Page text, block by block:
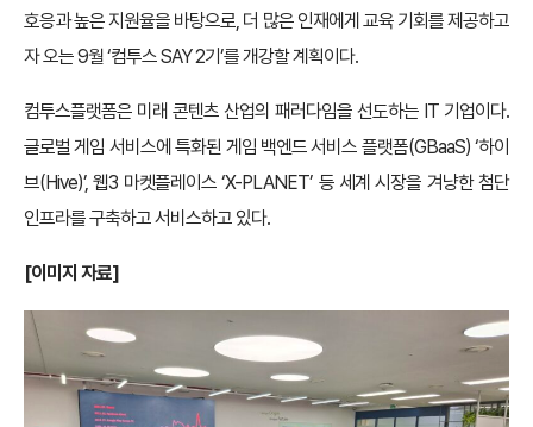
호응과 높은 지원율을 바탕으로, 더 많은 인재에게 교육 기회를 제공하고
자 오는 9월 ‘컴투스 SAY 2기’를 개강할 계획이다.
컴투스플랫폼은 미래 콘텐츠 산업의 패러다임을 선도하는 IT 기업이다.
글로벌 게임 서비스에 특화된 게임 백엔드 서비스 플랫폼(GBaaS) ‘하이
브(Hive)’, 웹3 마켓플레이스 ‘X-PLANET’ 등 세계 시장을 겨냥한 첨단
인프라를 구축하고 서비스하고 있다.
[이미지 자료]